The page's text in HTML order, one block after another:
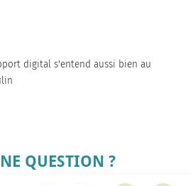
digital s'entend aussi bien au
QUESTION ?